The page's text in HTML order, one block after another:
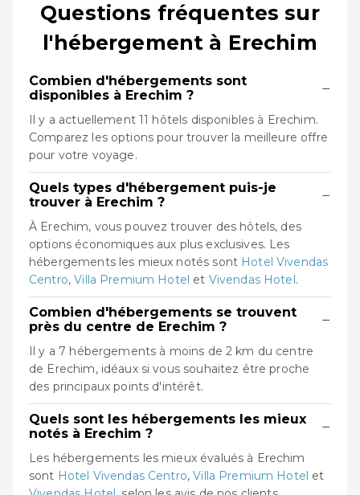
Questions fréquentes sur
l'hébergement à Erechim
Combien d'hébergements sont
disponibles à Erechim ?
−
Il y a actuellement 11 hôtels disponibles à Erechim.
Comparez les options pour trouver la meilleure offre
pour votre voyage.
Quels types d'hébergement puis-je
trouver à Erechim ?
−
À Erechim, vous pouvez trouver des hôtels, des
options économiques aux plus exclusives. Les
hébergements les mieux notés sont Hotel Vivendas
Centro,Villa Premium Hotel et Vivendas Hotel.
Combien d'hébergements se trouvent
près du centre de Erechim ?
−
Il y a 7 hébergements à moins de 2 km du centre
de Erechim, idéaux si vous souhaitez être proche
des principaux points d'intérêt.
Quels sont les hébergements les mieux
notés à Erechim ?
−
Les hébergements les mieux évalués à Erechim
sont Hotel Vivendas Centro,Villa Premium Hotel et